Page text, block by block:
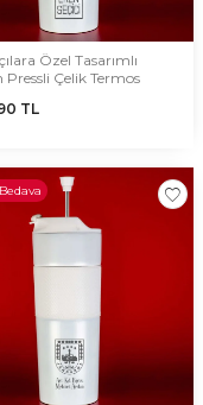
Özel Tasarımlı
Pressli Çelik Termos
TL